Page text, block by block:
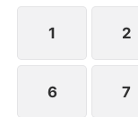
auf der Flucht...
1 2
6 7